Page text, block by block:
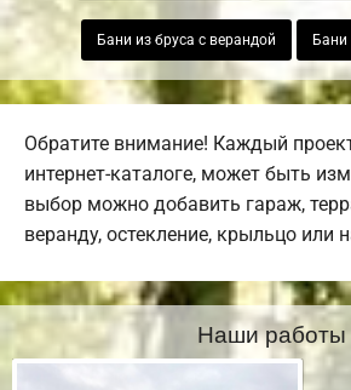
Бани из бруса с верандой Бани
Обратите внимание! Каждый
интернет-каталоге, может быть
выбор можно добавить гараж,
веранду, остекление, крыльцо или
Наши работы